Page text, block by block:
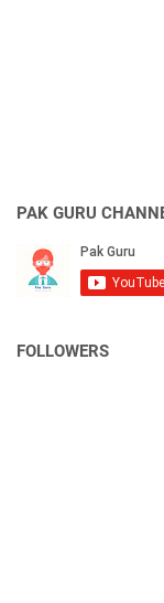
PAK GURU
FOLLOWERS